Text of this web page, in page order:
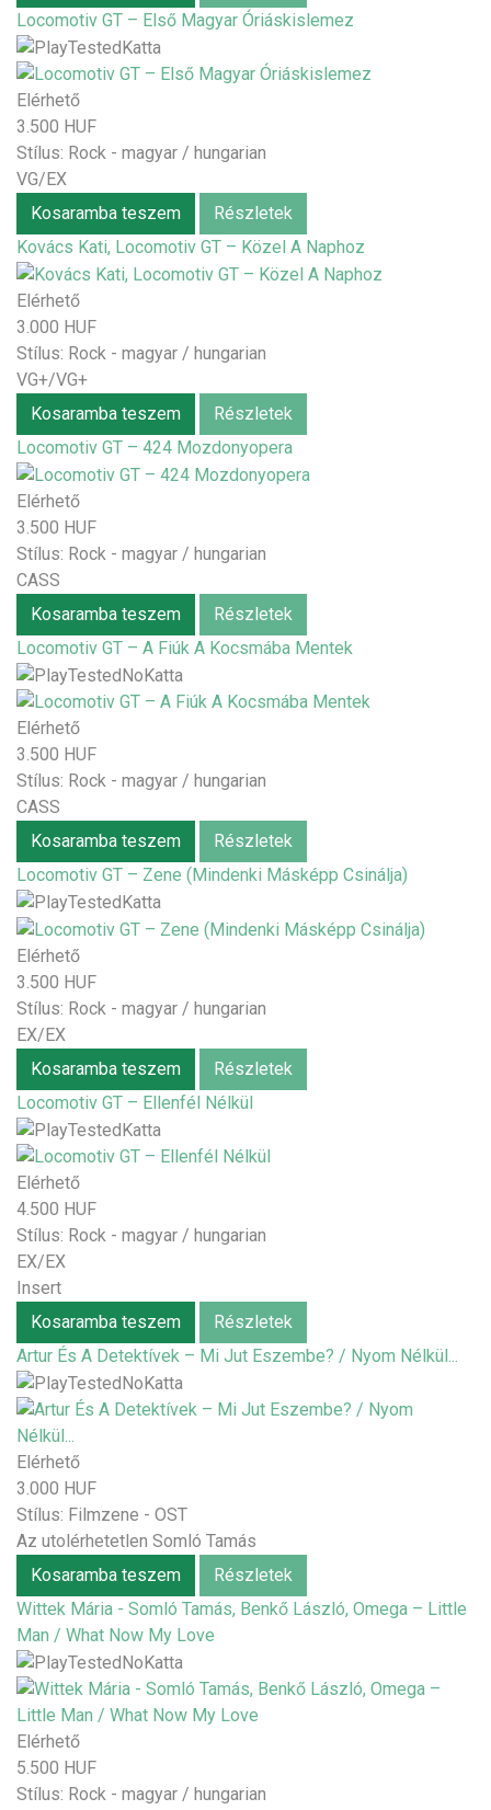
Locomotiv GT – Első Magyar Óriáskislemez
Elérhető
3.500 HUF
Stílus: Rock - magyar / hungarian
VG/EX
Kosaramba teszem
Részletek
Kovács Kati, Locomotiv GT – Közel A Naphoz
Elérhető
3.000 HUF
Stílus: Rock - magyar / hungarian
VG+/VG+
Kosaramba teszem
Részletek
Locomotiv GT – 424 Mozdonyopera
Elérhető
3.500 HUF
Stílus: Rock - magyar / hungarian
CASS
Kosaramba teszem
Részletek
Locomotiv GT – A Fiúk A Kocsmába Mentek
Elérhető
3.500 HUF
Stílus: Rock - magyar / hungarian
CASS
Kosaramba teszem
Részletek
Locomotiv GT – Zene (Mindenki Másképp Csinálja)
Elérhető
3.500 HUF
Stílus: Rock - magyar / hungarian
EX/EX
Kosaramba teszem
Részletek
Locomotiv GT – Ellenfél Nélkül
Elérhető
4.500 HUF
Stílus: Rock - magyar / hungarian
EX/EX
Insert
Kosaramba teszem
Részletek
Artur És A Detektívek – Mi Jut Eszembe? / Nyom Nélkül...
Elérhető
3.000 HUF
Stílus: Filmzene - OST
Az utolérhetetlen Somló Tamás
Kosaramba teszem
Részletek
Wittek Mária - Somló Tamás, Benkő László, Omega – Little
Man / What Now My Love
Elérhető
5.500 HUF
Stílus: Rock - magyar / hungarian